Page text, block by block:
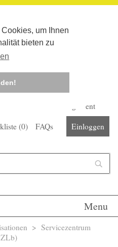
um Ihnen
bieten zu
Corona-Management
(0) FAQs Einloggen
Menu
> Servicezentrum